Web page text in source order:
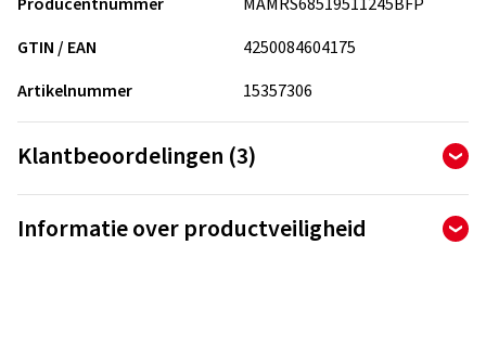
GTIN / EAN
4250084604175
Artikelnummer
15357306
Klantbeoordelingen (3)
5,00
van totaal 3 beoordelingen
Informatie over productveiligheid